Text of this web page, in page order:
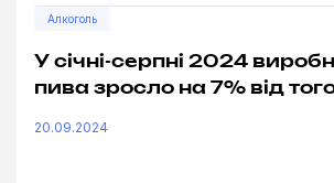
Алкоголь
У січні-серпні 2024
пива зросло на 7% від
20.09.2024